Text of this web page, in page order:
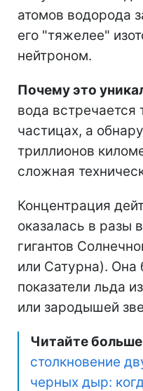
атомов водорода
его "тяжелее"
нейтроном.
Почему это
вода встречается
частицах, а
триллионов
сложная
Концентрация
оказалась в разы
гигантов
или Сатурна).
показатели льда
или зародышей
Читайте больше
столкновение
черных дыр: